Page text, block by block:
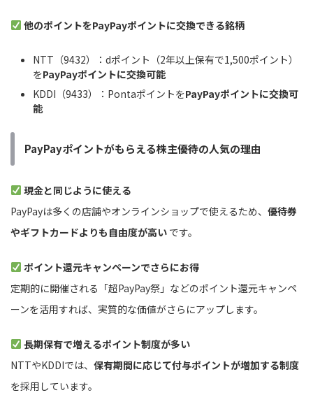
他のポイントをPayPayポイントに交換できる銘柄
NTT（9432）：dポイント（2年以上保有で1,500ポイント）
をPayPayポイントに交換可能
KDDI（9433）：PontaポイントをPayPayポイントに交換可
能
PayPayポイントがもらえる株主優待の人気の理由
現金と同じように使える
PayPayは多くの店舗やオンラインショップで使えるため、 優待券
やギフトカードよりも自由度が高い です。
ポイント還元キャンペーンでさらにお得
定期的に開催される「超PayPay祭」などのポイント還元キャンペ
ーンを活用すれば、実質的な価値がさらにアップします。
長期保有で増えるポイント制度が多い
NTTやKDDIでは、 保有期間に応じて付与ポイントが増加する制度
を採用しています。